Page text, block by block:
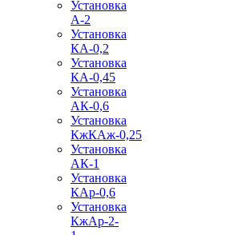
Установка
А-2
Установка
КА-0,2
Установка
КА-0,45
Установка
АК-0,6
Установка
КжКАж-0,25
Установка
АК-1
Установка
КАр-0,6
Установка
КжАр-2-